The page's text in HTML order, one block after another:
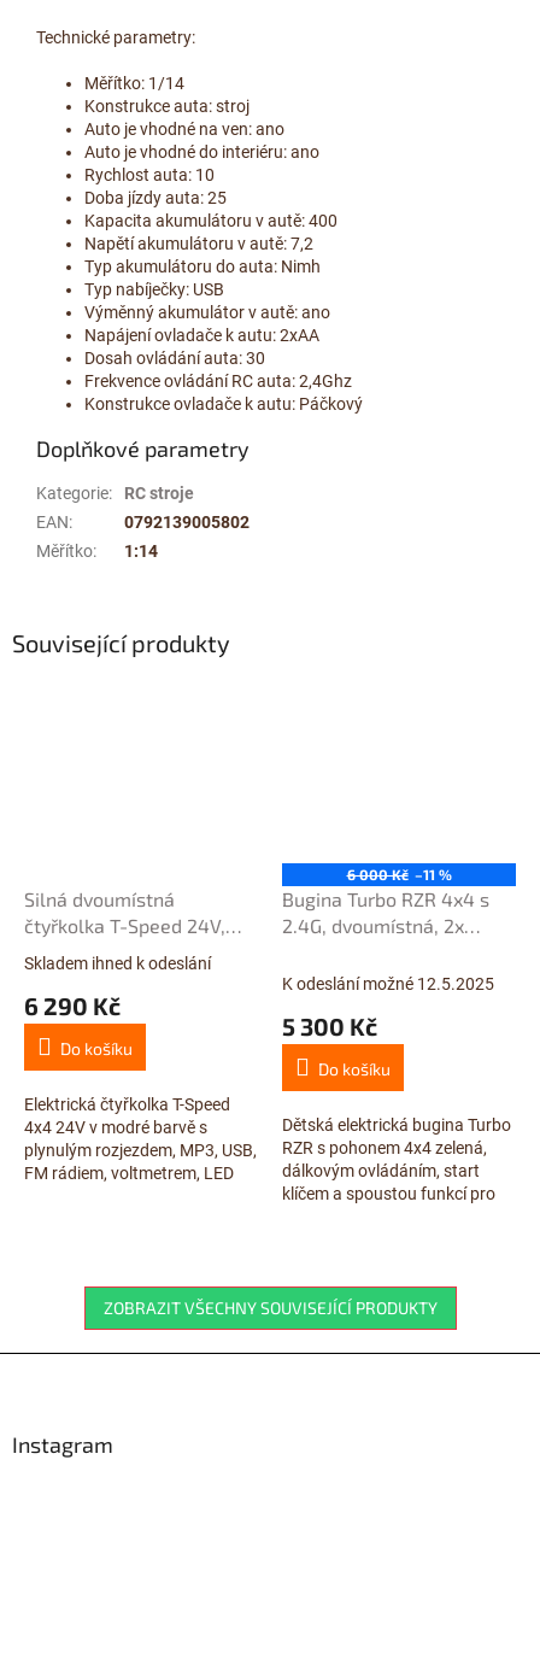
Související produkty
Silná dvoumístná
čtyřkolka T-Speed 24V,
4x120W = 480W, zelená
Průměrné
produktu
3,9
5
hvězdiček.
Skladem ihned k odeslání
6 290 Kč
Do košíku
Elektrická čtyřkolka T-Speed
4x4 24V v modré barvě s
plynulým rozjezdem, MP3, USB,
FM rádiem, voltmetrem, LED
6 000 Kč –11 %
Bugina Turbo RZR 4x4 s
2.4G, dvoumístná, 2x
zelená
K odeslání možné 12.5.2025
5 300 Kč
Do košíku
Dětská elektrická bugina Turbo
RZR s pohonem 4x4 zelená,
dálkovým ovládáním, start
klíčem a spoustou funkcí pro
ZOBRAZIT VŠECHNY SOUVISEJÍCÍ PRODUKTY
Technické parametry:
Měřítko: 1/14
Konstrukce auta: stroj
Auto je vhodné na ven: ano
Auto je vhodné do interiéru: ano
Rychlost auta: 10
Doba jízdy auta: 25
Kapacita akumulátoru v autě: 400
Napětí akumulátoru v autě: 7,2
Typ akumulátoru do auta: Nimh
Typ nabíječky: USB
Výměnný akumulátor v autě: ano
Napájení ovladače k autu: 2xAA
Dosah ovládání auta: 30
Frekvence ovládání RC auta: 2,4Ghz
Konstrukce ovladače k autu: Páčkový
Doplňkové parametry
Kategorie:
RC stroje
EAN:
0792139005802
Měřítko: 1:14
Instagram